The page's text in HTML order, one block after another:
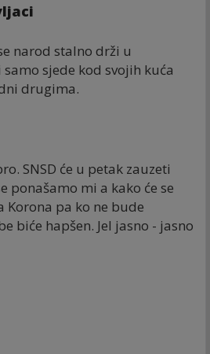
narod stalno drži u
sjede kod svojih kuća
drugima.
SNSD će u petak zauzeti
ponašamo mi a kako će se
Korona pa ko ne bude
biće hapšen. Jel jasno - jasno